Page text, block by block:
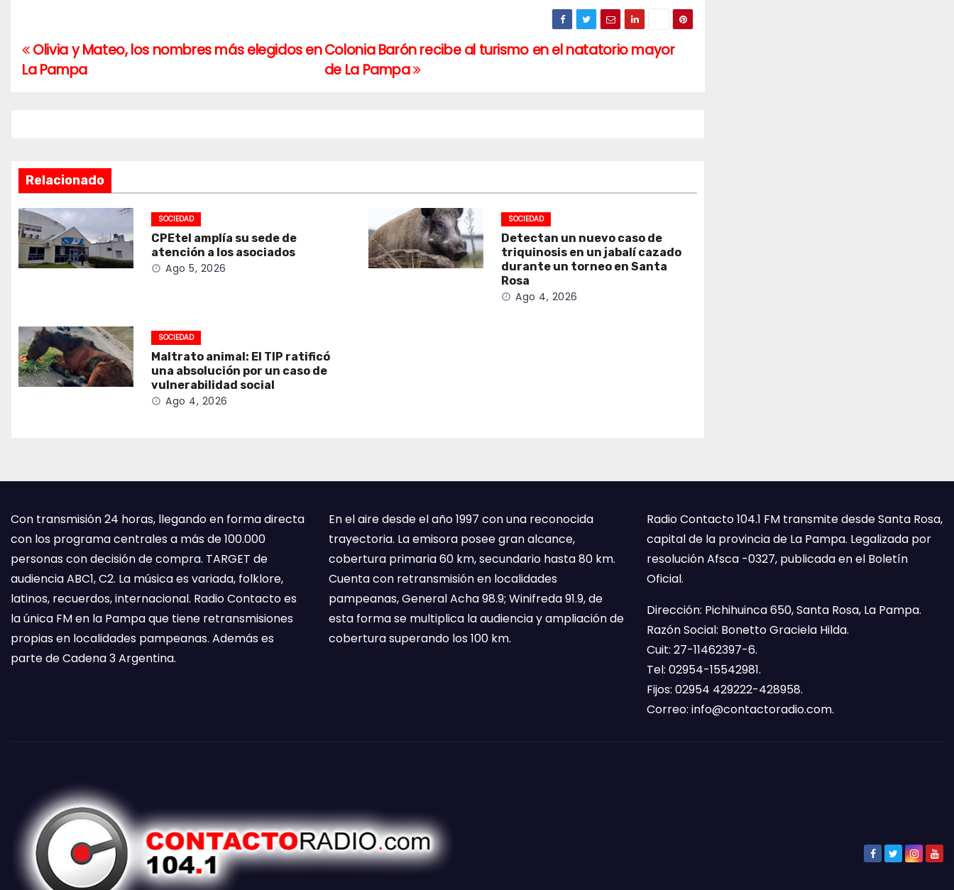
Navegación
de
Colonia Barón recibe al turismo en el natatorio mayor
de La Pampa
Olivia y Mateo, los nombres más elegidos en
La Pampa
Relacionado
SOCIEDAD
CPEtel amplía su sede de
atención a los asociados
Ago 5, 2026
SOCIEDAD
Detectan un nuevo caso de
triquinosis en un jabalí cazado
durante un torneo en Santa
Rosa
Ago 4, 2026
SOCIEDAD
Maltrato animal: El TIP ratificó
una absolución por un caso de
vulnerabilidad social
Ago 4, 2026
Con transmisión 24 horas, llegando en forma directa
con los programa centrales a más de 100.000
personas con decisión de compra. TARGET de
audiencia ABC1, C2. La música es variada, folklore,
latinos, recuerdos, internacional. Radio Contacto es
la única FM en la Pampa que tiene retransmisiones
propias en localidades pampeanas. Además es
parte de Cadena 3 Argentina.
En el aire desde el año 1997 con una reconocida
trayectoria. La emisora posee gran alcance,
cobertura primaria 60 km, secundario hasta 80 km.
Cuenta con retransmisión en localidades
pampeanas, General Acha 98.9; Winifreda 91.9, de
esta forma se multiplica la audiencia y ampliación de
cobertura superando los 100 km.
Radio Contacto 104.1 FM transmite desde Santa Rosa,
capital de la provincia de La Pampa. Legalizada por
resolución Afsca -0327, publicada en el Boletín
Oficial.
Dirección: Pichihuinca 650, Santa Rosa, La Pampa.
Razón Social: Bonetto Graciela Hilda.
Cuit: 27-11462397-6.
Tel: 02954-15542981.
Fijos: 02954 429222-428958.
Correo: info@contactoradio.com.